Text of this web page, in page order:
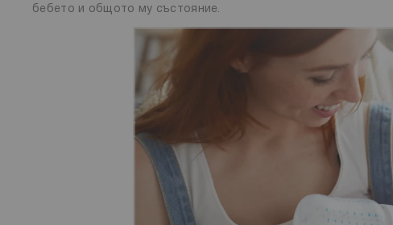
бебето и общото му състояние.